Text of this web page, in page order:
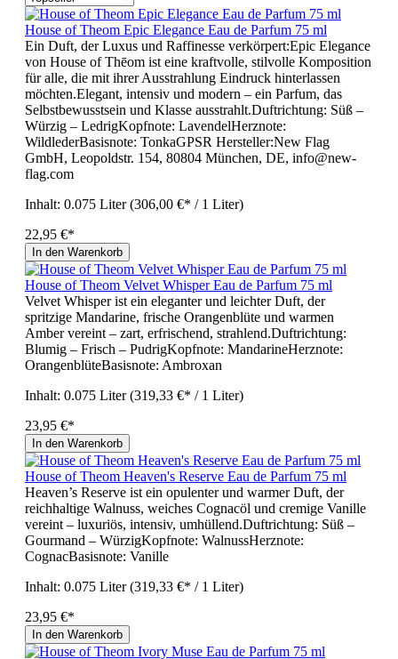
House of Theom Epic Elegance Eau de Parfum 75 ml
Ein Duft, der Luxus und Raffinesse verkörpert:Epic Elegance
von House of Thēom ist eine kraftvolle, stilvolle Komposition
für alle, die mit ihrer Ausstrahlung Eindruck hinterlassen
möchten.Elegant, intensiv und modern – ein Parfum, das
Selbstbewusstsein und Klasse ausstrahlt.Duftrichtung: Süß –
Würzig – LedrigKopfnote: LavendelHerznote:
WildlederBasisnote: TonkaGPSR Hersteller:New Flag
GmbH, Leopoldstr. 154, 80804 München, DE, info@new-
flag.com
Inhalt: 0.075 Liter(306,00 €* / 1 Liter)
22,95 €*
In den Warenkorb
House of Theom Velvet Whisper Eau de Parfum 75 ml
Velvet Whisper ist ein eleganter und leichter Duft, der
spritzige Mandarine, frische Orangenblüte und warmen
Amber vereint – zart, erfrischend, strahlend.Duftrichtung:
Blumig – Frisch – PudrigKopfnote: MandarineHerznote:
OrangenblüteBasisnote: Ambroxan
Inhalt: 0.075 Liter(319,33 €* / 1 Liter)
23,95 €*
In den Warenkorb
House of Theom Heaven's Reserve Eau de Parfum 75 ml
Heaven’s Reserve ist ein opulenter und warmer Duft, der
reichhaltige Walnuss, weiches Cognacöl und cremige Vanille
vereint – luxuriös, intensiv, umhüllend.Duftrichtung: Süß –
Gourmand – WürzigKopfnote: WalnussHerznote:
CognacBasisnote: Vanille
Inhalt: 0.075 Liter(319,33 €* / 1 Liter)
23,95 €*
In den Warenkorb